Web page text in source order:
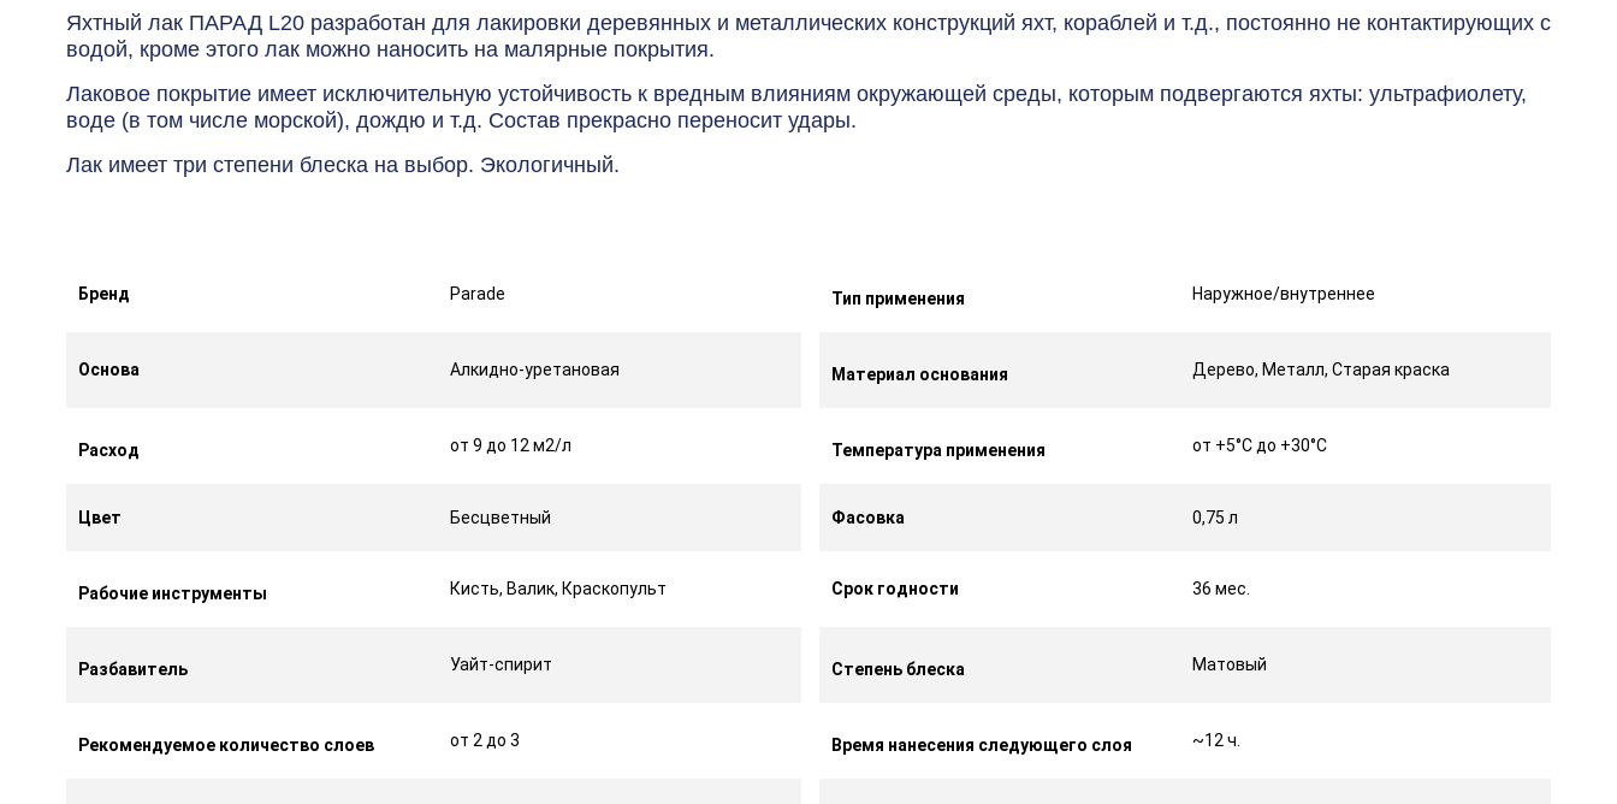
Яхтный лак ПАРАД L20 разработан для лакировки деревянных и металлических конструкций яхт, кораблей и т.д., постоянно не контактирующих с
водой, кроме этого лак можно наносить на малярные покрытия.
Лаковое покрытие имеет исключительную устойчивость к вредным влияниям окружающей среды, которым подвергаются яхты: ультрафиолету,
воде (в том числе морской), дождю и т.д. Состав прекрасно переносит удары.
Лак имеет три степени блеска на выбор. Экологичный.
Бренд Parade Тип применения Наружное/внутреннее
Основа Алкидно-уретановая Материал основания Дерево, Металл, Старая краска
Расход от 9 до 12 м2/л Температура применения от +5°С до +30°С
Цвет Бесцветный Фасовка 0,75 л
Рабочие инструменты Кисть, Валик, Краскопульт Срок годности 36 мес.
Разбавитель Уайт-спирит Степень блеска Матовый
Рекомендуемое количество слоев от 2 до 3 Время нанесения следующего слоя ~12 ч.